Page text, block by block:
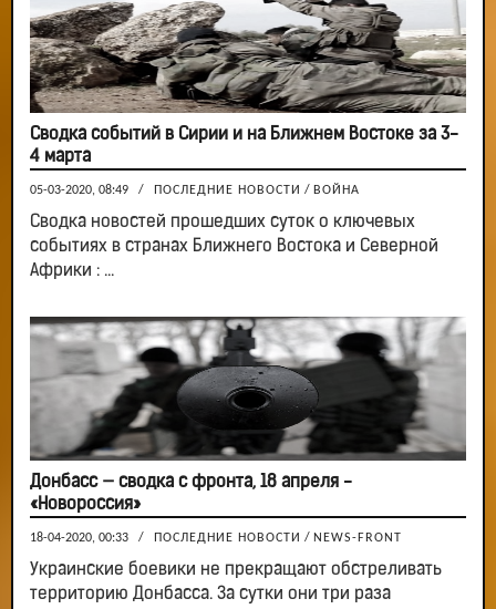
Сводка событий в Сирии и на Ближнем Востоке за 3-
4 марта
05-03-2020, 08:49 / ПОСЛЕДНИЕ НОВОСТИ / ВОЙНА
Сводка новостей прошедших суток о ключевых
событиях в странах Ближнего Востока и Северной
Африки : ...
Донбасс — сводка с фронта, 18 апреля -
«Новороссия»
18-04-2020, 00:33 / ПОСЛЕДНИЕ НОВОСТИ / NEWS-FRONT
Украинские боевики не прекращают обстреливать
территорию Донбасса. За сутки они три раза